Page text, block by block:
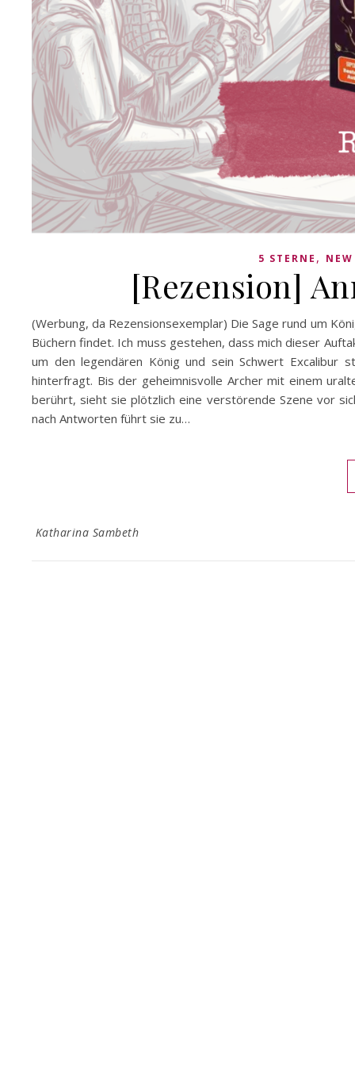
5 STERNE ,
[Rezension]
(Werbung, da Rezensionsexemplar) Die Sage rund um
Büchern findet. Ich muss gestehen, dass mich dieser
um den legendären König und sein Schwert Excalibur
hinterfragt. Bis der geheimnisvolle Archer mit einem
berührt, sieht sie plötzlich eine verstörende Szene vor
nach Antworten führt sie zu…
Katharina Sambeth